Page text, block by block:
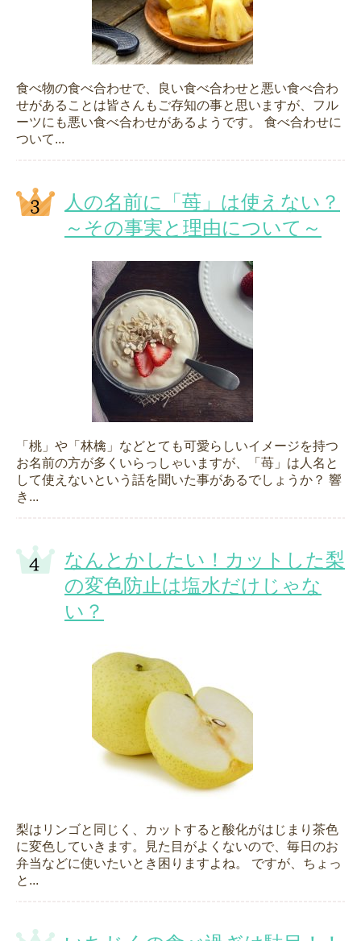
食べ物の食べ合わせで、良い食べ合わせと悪い食べ合わ
せがあることは皆さんもご存知の事と思いますが、フル
ーツにも悪い食べ合わせがあるようです。 食べ合わせに
ついて...
人の名前に「苺」は使えない？
～その事実と理由について～
「桃」や「林檎」などとても可愛らしいイメージを持つ
お名前の方が多くいらっしゃいますが、「苺」は人名と
して使えないという話を聞いた事があるでしょうか？ 響
き...
なんとかしたい！カットした梨
の変色防止は塩水だけじゃな
い？
梨はリンゴと同じく、カットすると酸化がはじまり茶色
に変色していきます。見た目がよくないので、毎日のお
弁当などに使いたいとき困りますよね。 ですが、ちょっ
と...